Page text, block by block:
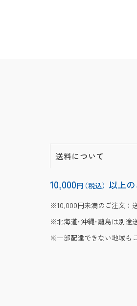
送料について
10,000円（税込） 以上
10,000円未満のご注文：
北海道･沖縄･離島は別途
一部配達できない地域も